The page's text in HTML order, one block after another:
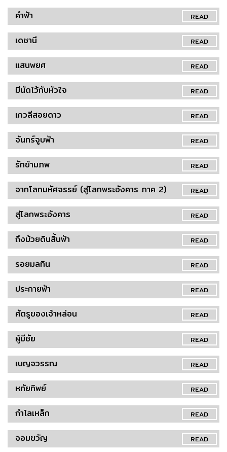
READ
คำฟ้า
READ
เดชานี
READ
แสนพยศ
READ
มีนัดไว้กับหัวใจ
READ
เกวลีสอยดาว
READ
จันทร์จูบฟ้า
READ
รักข้ามภพ
READ
จากโลกมหัศจรรย์ (สู่โลกพระอังคาร ภาค 2)
READ
สู่โลกพระอังคาร
READ
ถึงม้วยดินสิ้นฟ้า
READ
รอยมลทิน
READ
ประกายฟ้า
READ
ศัตรูของเจ้าหล่อน
READ
ผู้มีชัย
READ
เบญจวรรณ
READ
หทัยทิพย์
READ
กำไลเหล็ก
READ
จอมขวัญ